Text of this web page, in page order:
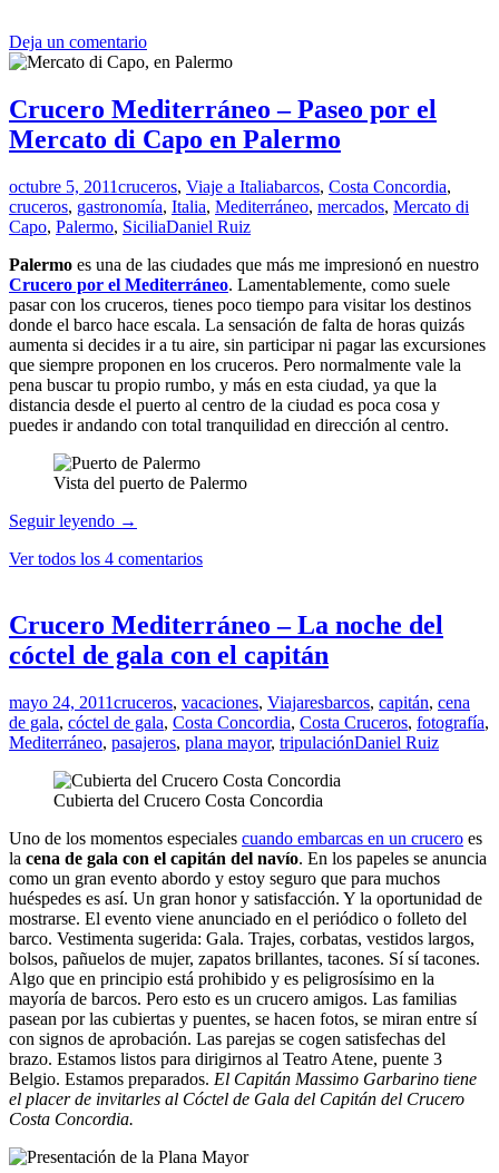
Deja un comentario
Crucero Mediterráneo – Paseo por el
Mercato di Capo en Palermo
octubre 5, 2011cruceros, Viaje a Italiabarcos, Costa Concordia,
cruceros, gastronomía, Italia, Mediterráneo, mercados, Mercato di
Capo, Palermo, SiciliaDaniel Ruiz
Palermo es una de las ciudades que más me impresionó en nuestro
Crucero por el Mediterráneo. Lamentablemente, como suele
pasar con los cruceros, tienes poco tiempo para visitar los destinos
donde el barco hace escala. La sensación de falta de horas quizás
aumenta si decides ir a tu aire, sin participar ni pagar las excursiones
que siempre proponen en los cruceros. Pero normalmente vale la
pena buscar tu propio rumbo, y más en esta ciudad, ya que la
distancia desde el puerto al centro de la ciudad es poca cosa y
puedes ir andando con total tranquilidad en dirección al centro.
Vista del puerto de Palermo
Seguir leyendo Crucero
–
el
Mercato
di
en
Palermo
→
Ver todos los 4 comentarios
Crucero Mediterráneo – La noche del
cóctel de gala con el capitán
mayo 24, 2011cruceros, vacaciones, Viajaresbarcos, capitán, cena
de gala, cóctel de gala, Costa Concordia, Costa Cruceros, fotografía,
Mediterráneo, pasajeros, plana mayor, tripulaciónDaniel Ruiz
Cubierta del Crucero Costa Concordia
Uno de los momentos especiales cuando embarcas en un crucero es
la cena de gala con el capitán del navío. En los papeles se anuncia
como un gran evento abordo y estoy seguro que para muchos
huéspedes es así. Un gran honor y satisfacción. Y la oportunidad de
mostrarse. El evento viene anunciado en el periódico o folleto del
barco. Vestimenta sugerida: Gala. Trajes, corbatas, vestidos largos,
bolsos, pañuelos de mujer, zapatos brillantes, tacones. Sí sí tacones.
Algo que en principio está prohibido y es peligrosísimo en la
mayoría de barcos. Pero esto es un crucero amigos. Las familias
pasean por las cubiertas y puentes, se hacen fotos, se miran entre sí
con signos de aprobación. Las parejas se cogen satisfechas del
brazo. Estamos listos para dirigirnos al Teatro Atene, puente 3
Belgio. Estamos preparados. El Capitán Massimo Garbarino tiene
el placer de invitarles al Cóctel de Gala del Capitán del Crucero
Costa Concordia.